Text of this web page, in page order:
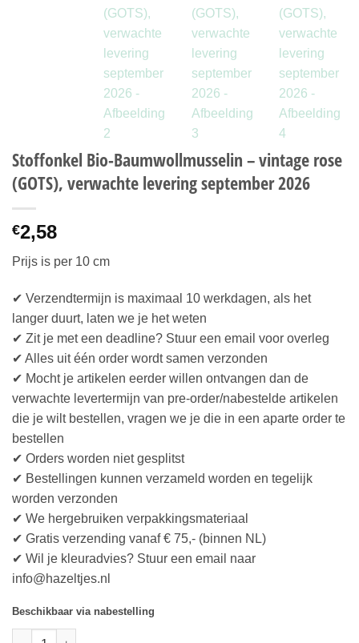
Stoffonkel Bio-Baumwollmusselin – vintage rose
(GOTS), verwachte levering september 2026
€2,58
Prijs is per 10 cm
✔ Verzendtermijn is maximaal 10 werkdagen, als het
langer duurt, laten we je het weten
✔ Zit je met een deadline? Stuur een email voor overleg
✔ Alles uit één order wordt samen verzonden
✔ Mocht je artikelen eerder willen ontvangen dan de
verwachte levertermijn van pre-order/nabestelde artikelen
die je wilt bestellen, vragen we je die in een aparte order te
bestellen
✔ Orders worden niet gesplitst
✔ Bestellingen kunnen verzameld worden en tegelijk
worden verzonden
✔ We hergebruiken verpakkingsmateriaal
✔ Gratis verzending vanaf € 75,- (binnen NL)
✔ Wil je kleuradvies? Stuur een email naar
info@hazeltjes.nl
Beschikbaar via nabestelling
Stoffonkel Bio-Baumwollmusselin - vintage rose (GOTS),